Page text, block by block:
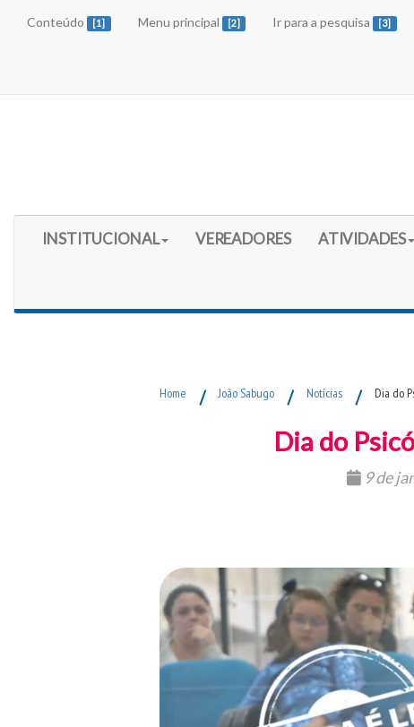
Conteúdo [1] Menu principal [2] Ir para a pesquisa [3]
Início do Menu Principal
INSTITUCIONAL VEREADORES ATIVIDADES
Home / João Sabugo / Notícias / Dia do
Dia do
9 de